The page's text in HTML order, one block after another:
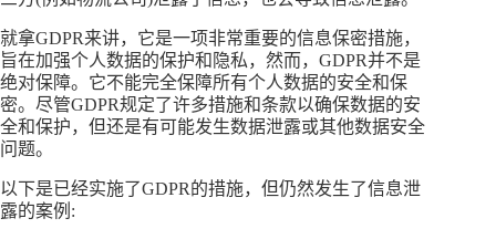
就拿GDPR来讲，它是一项非常重要的信息保密措施，
旨在加强个人数据的保护和隐私，然而，GDPR并不是
绝对保障。它不能完全保障所有个人数据的安全和保
密。尽管GDPR规定了许多措施和条款以确保数据的安
全和保护，但还是有可能发生数据泄露或其他数据安全
问题。
以下是已经实施了GDPR的措施，但仍然发生了信息泄
露的案例: